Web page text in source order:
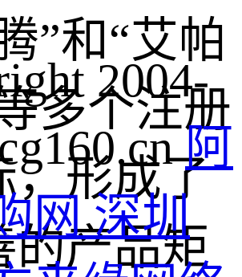
”和“艾帕
多个注册
，形成了
的产品矩
2004-
阿
网 深圳